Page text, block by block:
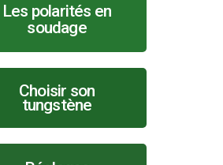
Les polarités en
soudage
Choisir son
tungstène